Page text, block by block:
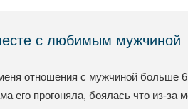
с любимым мужчиной
отношения с мужчиной больше
его прогоняла, боялась что из-